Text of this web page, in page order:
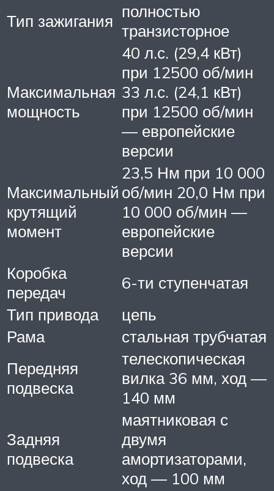
Тип зажигания полностью
транзисторное
Максимальная
мощность
40 л.с. (29,4 кВт)
при 12500 об/мин
33 л.с. (24,1 кВт)
при 12500 об/мин
— европейские
версии
Максимальный
крутящий
момент
23,5 Нм при 10 000
об/мин 20,0 Нм при
10 000 об/мин —
европейские
версии
Коробка
передач
6-ти ступенчатая
Тип привода
цепь
Рама
стальная трубчатая
Передняя
подвеска
телескопическая
вилка 36 мм, ход —
140 мм
Задняя
подвеска
маятниковая с
двумя
амортизаторами,
ход — 100 мм